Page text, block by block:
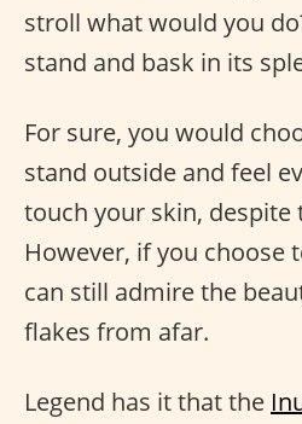
stroll what would you
stand and bask in its
For sure, you would
stand outside and feel
touch your skin, despite
However, if you choose
can still admire the
flakes from afar.
Legend has it that the